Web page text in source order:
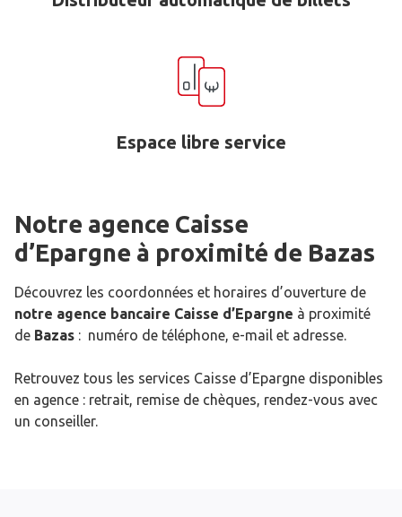
Espace libre service
Notre agence Caisse
d’Epargne à proximité de Bazas
Découvrez les coordonnées et horaires d’ouverture de
notre agence bancaire Caisse d’Epargne à proximité
de Bazas : numéro de téléphone, e-mail et adresse.
Retrouvez tous les services Caisse d’Epargne disponibles
en agence : retrait, remise de chèques, rendez-vous avec
un conseiller.